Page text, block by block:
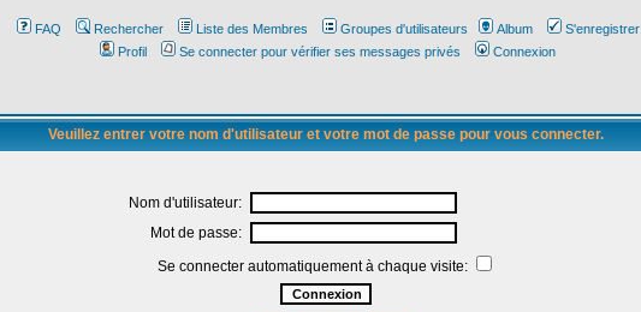
FAQ Rechercher Liste des Membres Groupes d'utilisateurs Album
S'enregistrer
Profil
Se connecter pour vérifier ses messages privés Connexion
Veuillez entrer votre nom d'utilisateur et votre mot de passe pour vous connecter.
Nom d'utilisateur:
Mot de passe:
Se connecter automatiquement à chaque visite: